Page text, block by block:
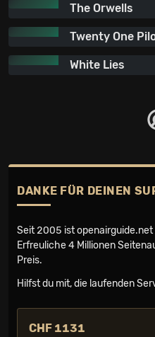
The Orwells
Twenty One
White Lies
DANKE FÜR DEINEN
Seit 2005 ist openairguide.net
Erfreuliche 4 Millionen
Preis.
Hilfst du mit, die laufenden
CHF 1131